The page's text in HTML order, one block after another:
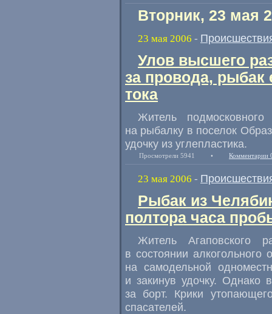
Вторник, 23 мая
23 мая 2006 -
Улов высшего
за провода, рыбак
тока
Житель
на рыбалку в поселок
удочку из углепластика.
Просмотрели 5941 • Комментарии
23 мая 2006 -
Рыбак из
полтора часа
Житель Агаповского
в состоянии алкогольного
на самодельной
и закинув удочку.
за борт. Крики
спасателей.